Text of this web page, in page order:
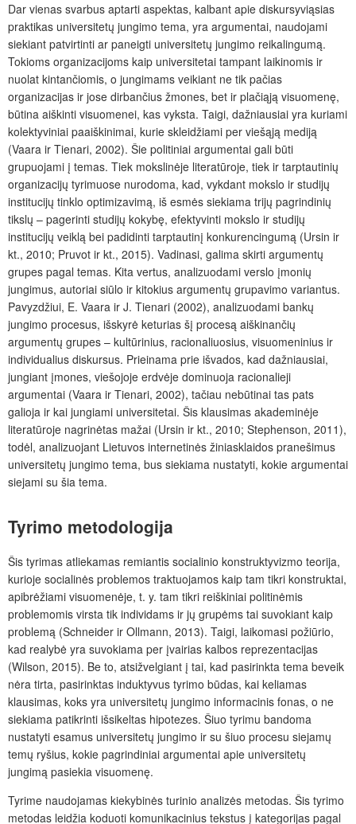
Dar vienas svarbus aptarti aspektas, kalbant apie diskursyviąsias
praktikas universitetų jungimo tema, yra argumentai, naudojami
siekiant patvirtinti ar paneigti universitetų jungimo reikalingumą.
Tokioms organizacijoms kaip universitetai tampant laikinomis ir
nuolat kintančiomis, o jungimams veikiant ne tik pačias
organizacijas ir jose dirbančius žmones, bet ir plačiąją visuomenę,
būtina aiškinti visuomenei, kas vyksta. Taigi, dažniausiai yra kuriami
kolektyviniai paaiškinimai, kurie skleidžiami per viešąją mediją
(Vaara ir Tienari, 2002). Šie politiniai argumentai gali būti
grupuojami į temas. Tiek mokslinėje literatūroje, tiek ir tarptautinių
organizacijų tyrimuose nurodoma, kad, vykdant mokslo ir studijų
institucijų tinklo optimizavimą, iš esmės siekiama trijų pagrindinių
tikslų – pagerinti studijų kokybę, efektyvinti mokslo ir studijų
institucijų veiklą bei padidinti tarptautinį konkurencingumą (Ursin ir
kt., 2010; Pruvot ir kt., 2015). Vadinasi, galima skirti argumentų
grupes pagal temas. Kita vertus, analizuodami verslo įmonių
jungimus, autoriai siūlo ir kitokius argumentų grupavimo variantus.
Pavyzdžiui, E. Vaara ir J. Tienari (2002), analizuodami bankų
jungimo procesus, išskyrė keturias šį procesą aiškinančių
argumentų grupes – kultūrinius, racionaliuosius, visuomeninius ir
individualius diskursus. Prieinama prie išvados, kad dažniausiai,
jungiant įmones, viešojoje erdvėje dominuoja racionalieji
argumentai (Vaara ir Tienari, 2002), tačiau nebūtinai tas pats
galioja ir kai jungiami universitetai. Šis klausimas akademinėje
literatūroje nagrinėtas mažai (Ursin ir kt., 2010; Stephenson, 2011),
todėl, analizuojant Lietuvos internetinės žiniasklaidos pranešimus
universitetų jungimo tema, bus siekiama nustatyti, kokie argumentai
siejami su šia tema.
Tyrimo metodologija
Šis tyrimas atliekamas remiantis socialinio konstruktyvizmo teorija,
kurioje socialinės problemos traktuojamos kaip tam tikri konstruktai,
apibrėžiami visuomenėje, t. y. tam tikri reiškiniai politinėmis
problemomis virsta tik individams ir jų grupėms tai suvokiant kaip
problemą (Schneider ir Ollmann, 2013). Taigi, laikomasi požiūrio,
kad realybė yra suvokiama per įvairias kalbos reprezentacijas
(Wilson, 2015). Be to, atsižvelgiant į tai, kad pasirinkta tema beveik
nėra tirta, pasirinktas induktyvus tyrimo būdas, kai keliamas
klausimas, koks yra universitetų jungimo informacinis fonas, o ne
siekiama patikrinti išsikeltas hipotezes. Šiuo tyrimu bandoma
nustatyti esamus universitetų jungimo ir su šiuo procesu siejamų
temų ryšius, kokie pagrindiniai argumentai apie universitetų
jungimą pasiekia visuomenę.
Tyrime naudojamas kiekybinės turinio analizės metodas. Šis tyrimo
metodas leidžia koduoti komunikacinius tekstus į kategorijas pagal